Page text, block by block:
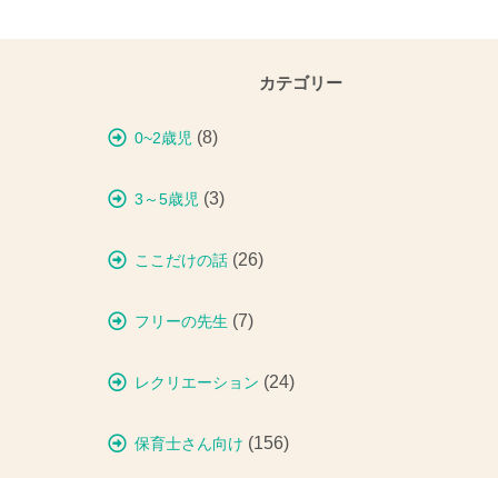
カテゴリー
0~2歳児 (8)
3～5歳児 (3)
ここだけの話 (26)
フリーの先生 (7)
レクリエーション (24)
保育士さん向け (156)